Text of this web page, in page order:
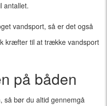
antallet.
vandsport, så er det også
kræfter til at trække vandsport
på båden
så bør du altid gennemgå